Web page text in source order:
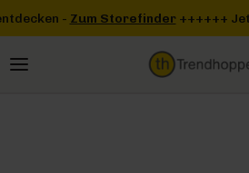
++++++ Jetzt einen unserer